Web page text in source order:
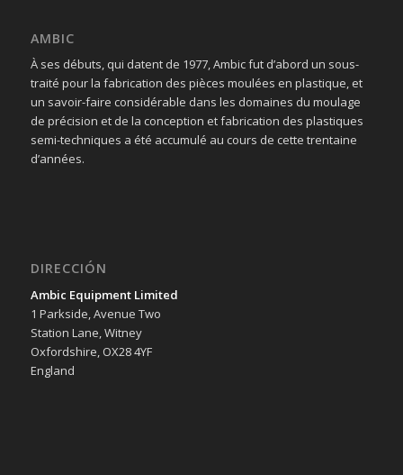
AMBIC
À ses débuts, qui datent de 1977, Ambic fut d’abord un sous-
traité pour la fabrication des pièces moulées en plastique, et
un savoir-faire considérable dans les domaines du moulage
de précision et de la conception et fabrication des plastiques
semi-techniques a été accumulé au cours de cette trentaine
d’années.
DIRECCIÓN
Ambic Equipment Limited
1 Parkside, Avenue Two
Station Lane, Witney
Oxfordshire, OX28 4YF
England